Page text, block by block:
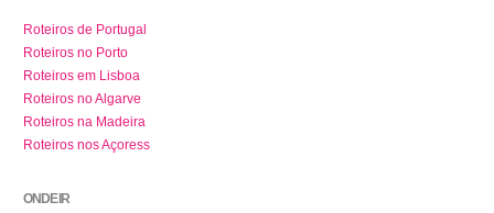
Roteiros de Portugal
Roteiros no Porto
Roteiros em Lisboa
Roteiros no Algarve
Roteiros na Madeira
Roteiros nos Açoress
ONDE IR